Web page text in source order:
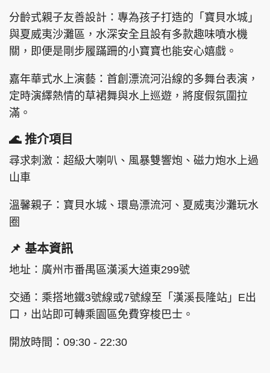
分齡式親子友善設計：專為孩子打造的「寶貝水城」
與夏威夷沙灘區，水深安全且設有多款趣味噴水機
關，即便是剛步履蹣跚的小寶寶也能安心嬉戲。
嘉年華式水上演藝：首創漂流河沿線的多舞台表演，
定時演繹熱情的草裙舞與水上巡遊，將度假氛圍拉
滿。
🌊 推介項目
尋求刺激：超級大喇叭、風暴雙響炮、磁力炮水上過
山車
溫馨親子：寶貝水城、環島漂流河、夏威夷沙灘玩水
圈
📌 基本資訊
地址：廣州市番禺區漢溪大道東299號
交通：乘搭地鐵3號線或7號線至「漢溪長隆站」E出
口，出站即可轉乘園區免費穿梭巴士。
開放時間：09:30 - 22:30